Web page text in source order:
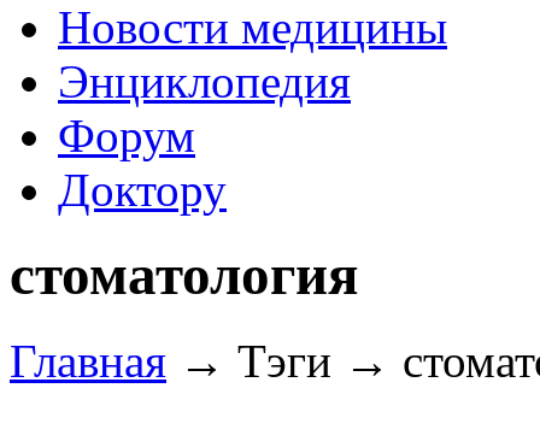
Новости медицины
Энциклопедия
Форум
Доктору
стоматология
Главная → Тэги →